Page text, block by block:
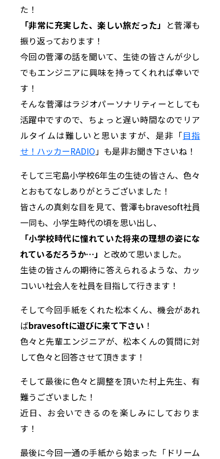
た！
「非常に充実した、楽しい旅だった」 と菅澤も
振り返っております！
今回の菅澤の話を聞いて、生徒の皆さんが少し
でもエンジニアに興味を持ってくれれば幸いで
す！
そんな菅澤はラジオパーソナリティーとしても
活躍中ですので、ちょっと遅い時間なのでリア
ルタイムは難しいと思いますが、是非「目指
せ！ハッカーRADIO 」も是非お聞き下さいね！
そして三宅島小学校6年生の生徒の皆さん、色々
とおもてなしありがとうございました！
皆さんの真剣な目を見て、菅澤もbravesoft社員
一同も、小学生時代の頃を思い出し、
「小学校時代に憧れていた将来の理想の姿にな
れているだろうか…」 と改めて思いました。
生徒の皆さんの期待に答えられるような、カッ
コいい社会人を社員を目指して行きます！
そして今回手紙をくれた松本くん、機会があれ
ばbravesoftに遊びに来て下さい ！
色々と先輩エンジニアが、松本くんの質問に対
して色々と回答させて頂きます！
そして最後に色々と調整を頂いた村上先生、有
難うございました！
近日、お会いできるのを楽しみにしておりま
す！
最後に今回一通の手紙から始まった「ドリーム